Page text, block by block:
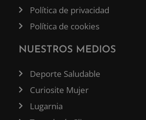
Política de privacidad
Política de cookies
NUESTROS MEDIOS
Deporte Saludable
Curiosite Mujer
Lugarnia